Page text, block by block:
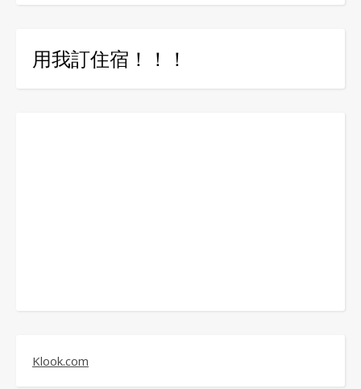
用我訂住宿！！！
Klook.com